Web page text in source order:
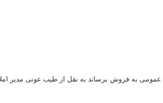
شرکت در نظر دارد تعداد ۶ دستگاه کامیون کشنده اسکانیا ۱۱۳ مدل ۱۹۹۱ را از طریق مزایده عمومی به